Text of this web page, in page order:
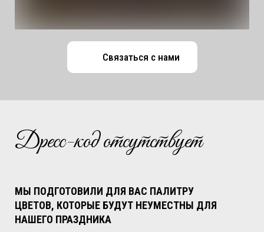
Связаться с нами
Дресс-код отсутствует
МЫ ПОДГОТОВИЛИ ДЛЯ ВАС ПАЛИТРУ
ЦВЕТОВ, КОТОРЫЕ БУДУТ НЕУМЕСТНЫ ДЛЯ
НАШЕГО ПРАЗДНИКА